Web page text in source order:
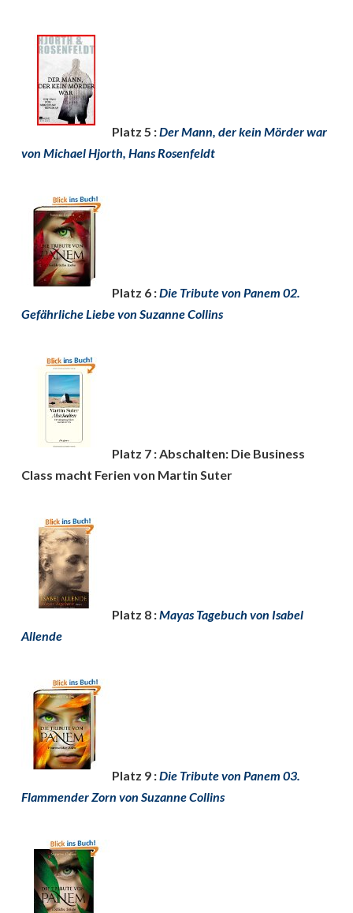
Platz 5 :Der Mann, der kein Mörder war
von Michael Hjorth, Hans Rosenfeldt
Platz 6 :Die Tribute von Panem 02.
Gefährliche Liebe von Suzanne Collins
Platz 7 : Abschalten: Die Business
Class macht Ferien von Martin Suter
Platz 8 :Mayas Tagebuch von Isabel
Allende
Platz 9 :Die Tribute von Panem 03.
Flammender Zorn von Suzanne Collins